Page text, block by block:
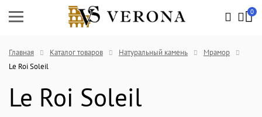
0
Главная Каталог товаров Натуральный камень
Мрамор
Le Roi Soleil
Le Roi Soleil